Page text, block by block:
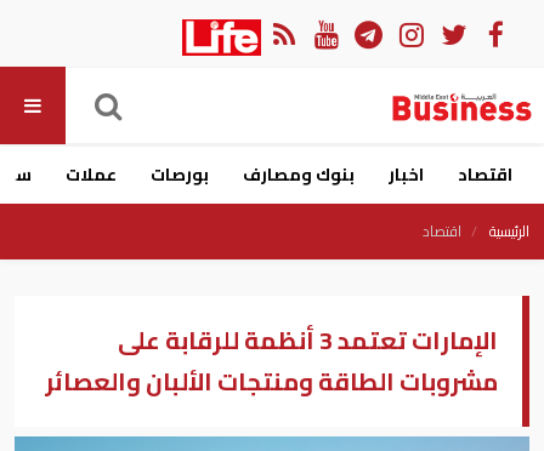
اقتصاد اخبار بنوك ومصارف بورصات عملات
الرئيسية اقتصاد
الإمارات تعتمد 3 أنظمة للرقابة على
مشروبات الطاقة ومنتجات الألبان والعصائر